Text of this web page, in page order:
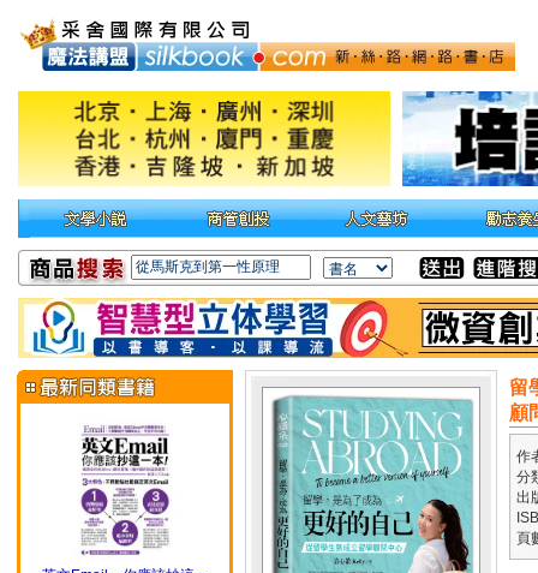
留
顧
作
分
出
頁